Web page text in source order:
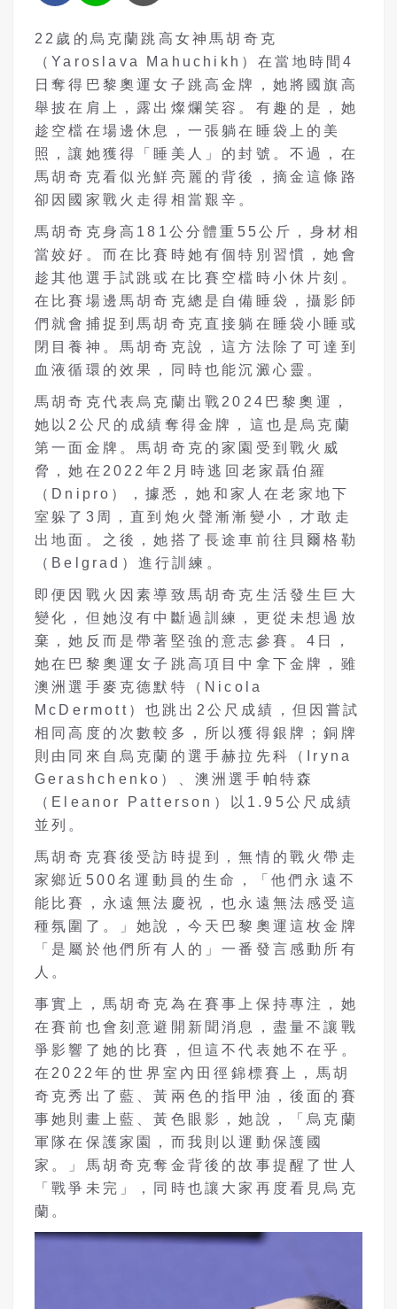
22歲的烏克蘭跳高女神馬胡奇克
（Yaroslava Mahuchikh）在當地時間4
日奪得巴黎奧運女子跳高金牌，她將國旗高
舉披在肩上，露出燦爛笑容。有趣的是，她
趁空檔在場邊休息，一張躺在睡袋上的美
照，讓她獲得「睡美人」的封號。不過，在
馬胡奇克看似光鮮亮麗的背後，摘金這條路
卻因國家戰火走得相當艱辛。
馬胡奇克身高181公分體重55公斤，身材相
當姣好。而在比賽時她有個特別習慣，她會
趁其他選手試跳或在比賽空檔時小休片刻。
在比賽場邊馬胡奇克總是自備睡袋，攝影師
們就會捕捉到馬胡奇克直接躺在睡袋小睡或
閉目養神。馬胡奇克說，這方法除了可達到
血液循環的效果，同時也能沉澱心靈。
馬胡奇克代表烏克蘭出戰2024巴黎奧運，
她以2公尺的成績奪得金牌，這也是烏克蘭
第一面金牌。馬胡奇克的家園受到戰火威
脅，她在2022年2月時逃回老家聶伯羅
（Dnipro），據悉，她和家人在老家地下
室躲了3周，直到炮火聲漸漸變小，才敢走
出地面。之後，她搭了長途車前往貝爾格勒
（Belgrad）進行訓練。
即便因戰火因素導致馬胡奇克生活發生巨大
變化，但她沒有中斷過訓練，更從未想過放
棄，她反而是帶著堅強的意志參賽。4日，
她在巴黎奧運女子跳高項目中拿下金牌，雖
澳洲選手麥克德默特（Nicola
McDermott）也跳出2公尺成績，但因嘗試
相同高度的次數較多，所以獲得銀牌；銅牌
則由同來自烏克蘭的選手赫拉先科（Iryna
Gerashchenko）、澳洲選手帕特森
（Eleanor Patterson）以1.95公尺成績
並列。
馬胡奇克賽後受訪時提到，無情的戰火帶走
家鄉近500名運動員的生命，「他們永遠不
能比賽，永遠無法慶祝，也永遠無法感受這
種氛圍了。」她說，今天巴黎奧運這枚金牌
「是屬於他們所有人的」一番發言感動所有
人。
事實上，馬胡奇克為在賽事上保持專注，她
在賽前也會刻意避開新聞消息，盡量不讓戰
爭影響了她的比賽，但這不代表她不在乎。
在2022年的世界室內田徑錦標賽上，馬胡
奇克秀出了藍、黃兩色的指甲油，後面的賽
事她則畫上藍、黃色眼影，她說，「烏克蘭
軍隊在保護家園，而我則以運動保護國
家。」馬胡奇克奪金背後的故事提醒了世人
「戰爭未完」，同時也讓大家再度看見烏克
蘭。